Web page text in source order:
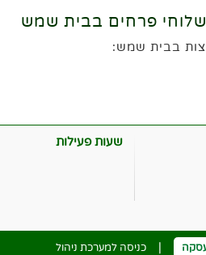
פרחים בבית שמש
בבית שמש:
שעות פעילות
| כניסה למערכת ניהול